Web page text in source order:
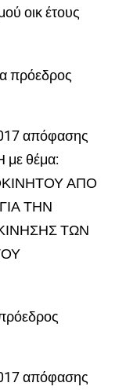
οικ έτους
πρόεδρος
απόφασης
θέμα:
ΑΠΟ
ΤΗΝ
ΤΩΝ
απόφασης